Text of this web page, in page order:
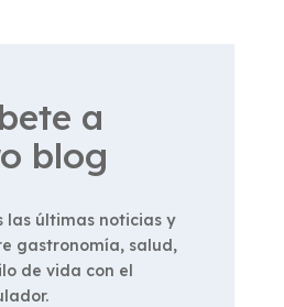
a
blog
las últimas noticias y
gastronomía, salud,
de vida con el